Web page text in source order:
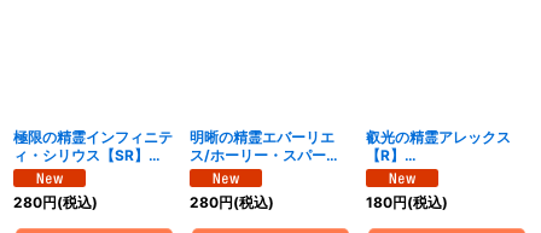
極限の精霊インフィニテ
ィ・シリウス【SR】
{25BD2SP3/SP7}
《多》
280円(税込)
明晰の精霊エバーリエ
ス/ホーリー・スパーク
【R】
{25BD2SP4/SP7}
《多》
280円(税込)
叡光の精霊アレックス
【R】
{25BD2SP5/SP7}
《多》
180円(税込)